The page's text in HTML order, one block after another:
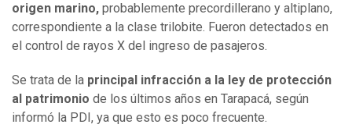
origen marino, probablemente precordillerano y altiplano,
correspondiente a la clase trilobite. Fueron detectados en
el control de rayos X del ingreso de pasajeros.
Se trata de la principal infracción a la ley de protección
al patrimonio de los últimos años en Tarapacá, según
informó la PDI, ya que esto es poco frecuente.